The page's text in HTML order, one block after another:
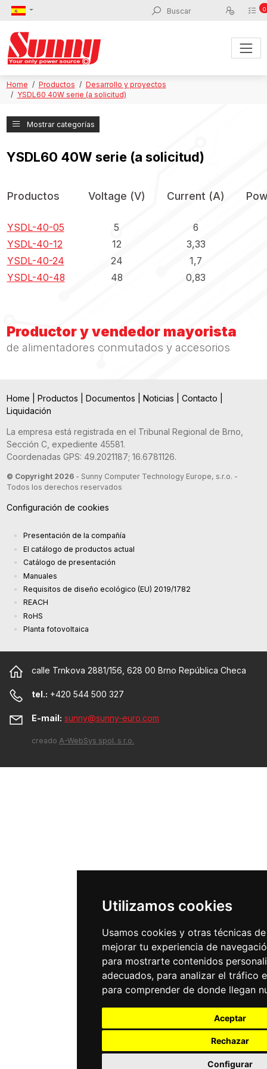
Utilizamos cookies
Usamos cookies y otras técnicas
mejorar tu experiencia de
para mostrarte contenidos
adecuados, para analizar el tráfico
para comprender de donde llegan
Aceptar
Rechazar
Configurar
0
Home Productos
Desarrollo y proyectos
YSDL60 40W sеrie (a solicitud)
Mostrar categorías
YSDL60 40W sеrie (a solicitud)
Productos Voltage (V) Current (A)
YSDL-40-05 5
6
YSDL-40-12
12
3,33
YSDL-40-24
24
1,7
YSDL-40-48
48 0,83
Productor y vendedor mayorista
de alimentadores conmutados y accesorios
Home Productos Documentos Noticias Contacto
Liquidación
La empresa está registrada en el Tribunal Regional de Brno,
Sección C, expediente 45581.
Coordenadas GPS: 49.2021187; 16.6781126.
© Copyright 2026- Sunny Computer Technology Europe, s.r.o. -
Todos los derechos reservados
Configuración de cookies
Presentación de la compañía
El catálogo de productos actual
Catálogo de presentación
Manuales
Requisitos de diseño ecológico (EU) 2019/1782
REACH
RoHS
Planta fotovoltaica
calle Trnkova 2881/156, 628 00 Brno República Checa
tel.: +420 544 500 327
E-mail: sunny@sunny-euro.com
creadoA-WebSys spol. s r.o.